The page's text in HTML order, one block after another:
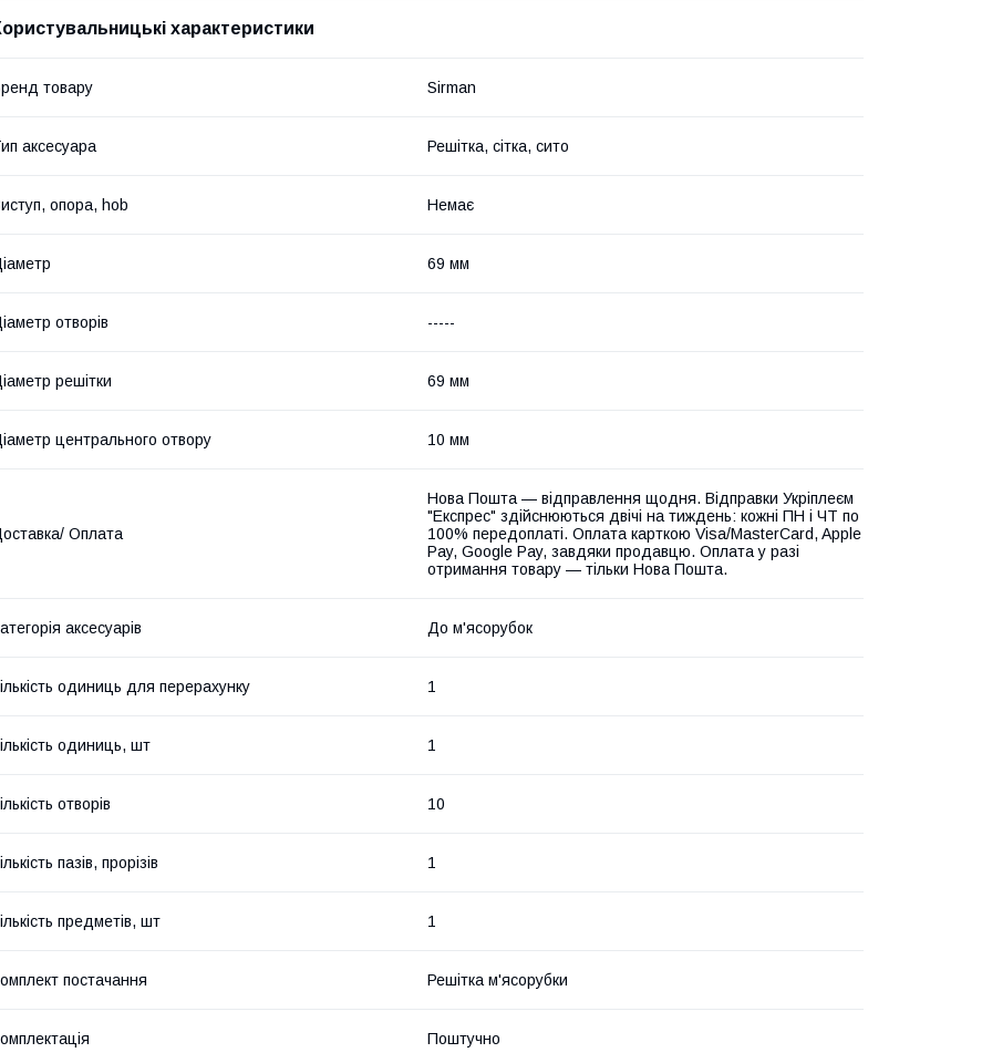
характеристики
товару Sirman
аксесуара Решітка, сітка, сито
опора, hob Немає
69 мм
отворів -----
решітки 69 мм
центрального отвору 10 мм
Оплата
Нова Пошта — відправлення щодня. Відправки Укріплеєм
"Експрес" здійснюються двічі на тиждень: кожні ПН і ЧТ по
100% передоплаті. Оплата карткою Visa/MasterCard, Apple
Pay, Google Pay, завдяки продавцю. Оплата у разі
отримання товару — тільки Нова Пошта.
аксесуарів До м'ясорубок
одиниць для перерахунку 1
одиниць, шт 1
отворів 10
пазів, прорізів 1
предметів, шт 1
постачання Решітка м'ясорубки
Поштучно